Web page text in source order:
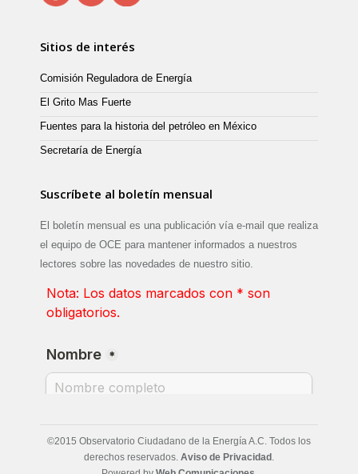
Sitios de interés
Comisión Reguladora de Energía
El Grito Mas Fuerte
Fuentes para la historia del petróleo en México
Secretaría de Energía
Suscríbete al boletín mensual
El boletín mensual es una publicación vía e-mail que realiza
el equipo de OCE para mantener informados a nuestros
lectores sobre las novedades de nuestro sitio.
©2015 Observatorio Ciudadano de la Energía A.C. Todos los
derechos reservados. Aviso de Privacidad.